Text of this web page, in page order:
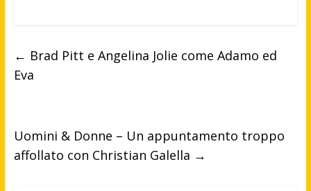
← Brad Pitt e Angelina Jolie come Adamo ed
Eva
Uomini & Donne – Un appuntamento troppo
affollato con Christian Galella →